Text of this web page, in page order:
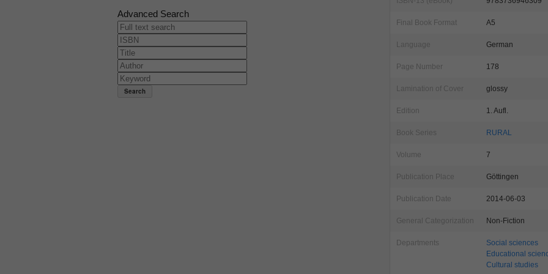
Advanced Search
Final Book Format A5
Language German
Page Number 178
Lamination of Cover glossy
Edition 1. Aufl.
Book Series RURAL
Volume 7
Publication Place Göttingen
Publication Date 2014-06-03
General Categorization Non-Fiction
Departments
Social sciences
Educational
Cultural studies